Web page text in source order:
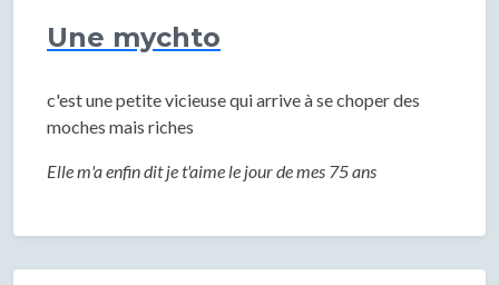
Une mychto
c'est une petite vicieuse qui arrive à se choper des
moches mais riches
Elle m'a enfin dit je t'aime le jour de mes 75 ans